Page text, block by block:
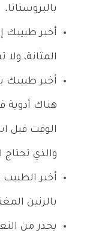
بالبروستاتا.
أخبر طبيبك
المثانة،
أخبر طبيبك
هناك أدوية
الوقت قبل
والذي تحتاج
أخبر
بالرنين
يحذر من